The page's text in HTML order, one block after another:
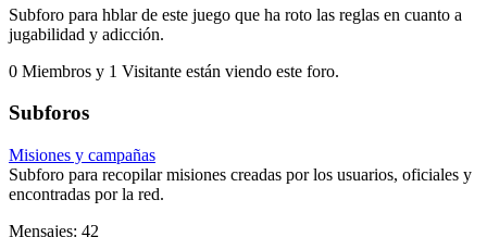
Subforo para hblar de este juego que ha roto las reglas en cuanto a
jugabilidad y adicción.
0 Miembros y 1 Visitante están viendo este foro.
Subforos
Misiones y campañas
Subforo para recopilar misiones creadas por los usuarios, oficiales y
encontradas por la red.
Mensajes: 42